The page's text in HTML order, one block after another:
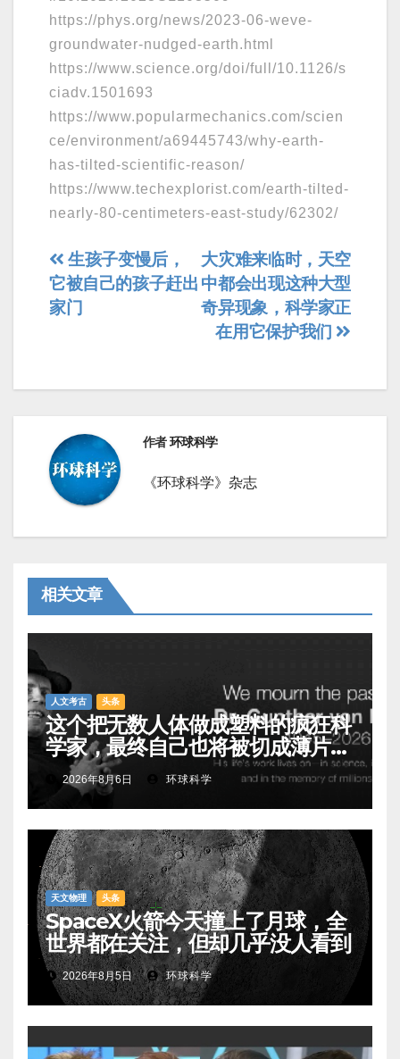
https://phys.org/news/2023-06-weve-
groundwater-nudged-earth.html
https://www.science.org/doi/full/10.1126/s
ciadv.1501693
https://www.popularmechanics.com/scien
ce/environment/a69445743/why-earth-
has-tilted-scientific-reason/
https://www.techexplorist.com/earth-tilted-
nearly-80-centimeters-east-study/62302/
文
章
大灾难来临时，天空
中都会出现这种大型
奇异现象，科学家正
在用它保护我们
生孩子变慢后，
它被自己的孩子赶出
家门
作者环球科学
《环球科学》杂志
相关文章
人文考古 头条
这个把无数人体做成塑料的疯狂科
学家，最终自己也将被切成薄片展
出2026年8月6日 环球科学
天文物理 头条
SpaceX火箭今天撞上了月球，全
世界都在关注，但却几乎没人看到
2026年8月5日 环球科学